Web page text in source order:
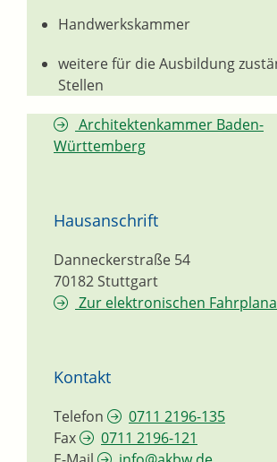
Handwerkskammer
weitere für die Ausbildung
Stellen
Architektenkammer Baden-
Württemberg
Hausanschrift
Danneckerstraße 54
70182Stuttgart
Zur elektronischen
Kontakt
Telefon
0711 2196-135
Fax
0711 2196-121